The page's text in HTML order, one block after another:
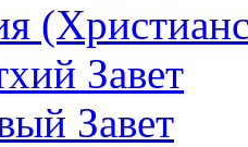
Завет
Завет